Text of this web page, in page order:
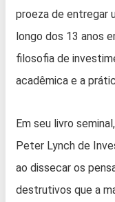
proeza de entregar
longo dos 13 anos
filosofia de
acadêmica e a
Em seu livro seminal,
Peter Lynch de
ao dissecar os
destrutivos que a